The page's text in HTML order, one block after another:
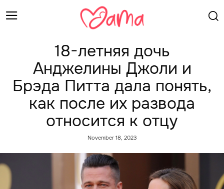
18-летняя дочь
Анджелины Джоли и
Брэда Питта дала понять,
как после их развода
относится к отцу
November 18, 2023